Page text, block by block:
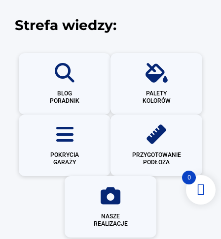
Strefa wiedzy:
BLOG
PORADNIK
PALETY
KOLORÓW
POKRYCIA
GARAŻY
PRZYGOTOWANIE
PODŁOŻA
NASZE
REALIZACJE
0